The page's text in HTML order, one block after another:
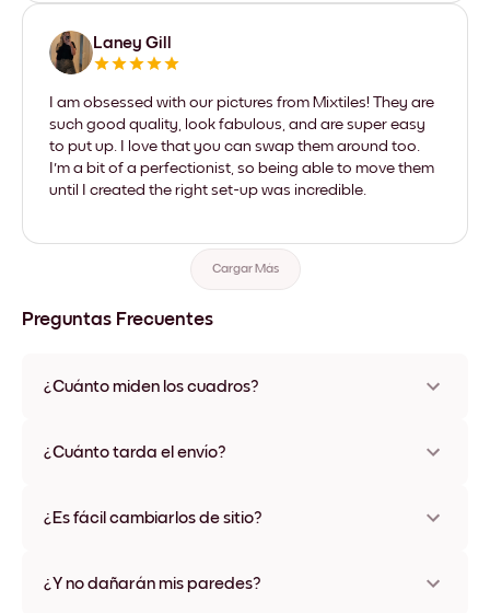
Laney Gill
I am obsessed with our pictures from Mixtiles! They are
such good quality, look fabulous, and are super easy
to put up. I love that you can swap them around too.
I'm a bit of a perfectionist, so being able to move them
until I created the right set-up was incredible.
Cargar Más
Preguntas Frecuentes
¿Cuánto miden los cuadros?
varios materiales y colores de marco, incluidas opciones sin
¿Cuánto tarda el envío?
disponibles en algunos países. Te enviaremos un número de
¿Es fácil cambiarlos de sitio?
ningún daño
¿Y no dañarán mis paredes?